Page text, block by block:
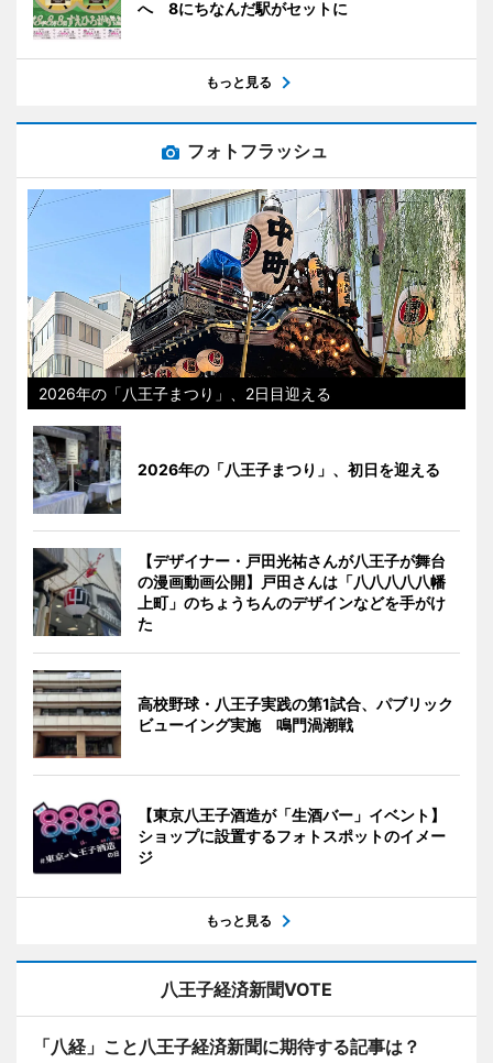
へ 8にちなんだ駅がセットに
もっと見る
フォトフラッシュ
2026年の「八王子まつり」、2日目迎える
2026年の「八王子まつり」、初日を迎える
【デザイナー・戸田光祐さんが八王子が舞台
の漫画動画公開】戸田さんは「八八八八八幡
上町」のちょうちんのデザインなどを手がけ
た
高校野球・八王子実践の第1試合、パブリック
ビューイング実施 鳴門渦潮戦
【東京八王子酒造が「生酒バー」イベント】
ショップに設置するフォトスポットのイメー
ジ
もっと見る
八王子経済新聞VOTE
「八経」こと八王子経済新聞に期待する記事は？